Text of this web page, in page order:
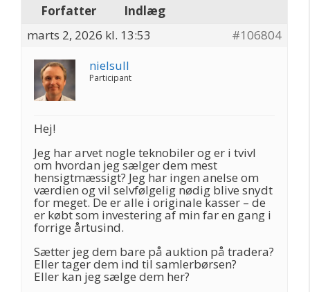
Forfatter
Indlæg
marts 2, 2026 kl. 13:53
#106804
nielsull
Participant
Hej!
Jeg har arvet nogle teknobiler og er i tvivl
om hvordan jeg sælger dem mest
hensigtmæssigt? Jeg har ingen anelse om
værdien og vil selvfølgelig nødig blive snydt
for meget. De er alle i originale kasser – de
er købt som investering af min far en gang i
forrige årtusind.
Sætter jeg dem bare på auktion på tradera?
Eller tager dem ind til samlerbørsen?
Eller kan jeg sælge dem her?